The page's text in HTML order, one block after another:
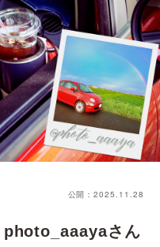
公開：2025.11.28
photo_aaayaさん